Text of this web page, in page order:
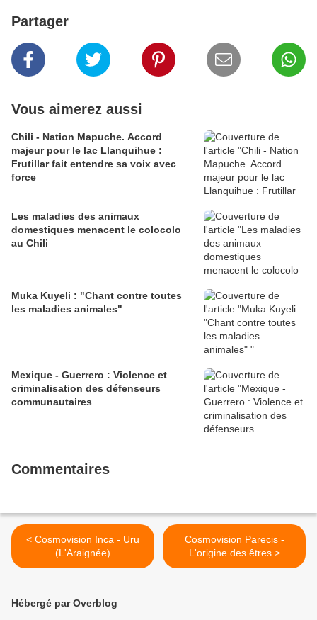
Partager
Vous aimerez aussi
Chili - Nation Mapuche. Accord
majeur pour le lac Llanquihue :
Frutillar fait entendre sa voix avec
force
Les maladies des animaux
domestiques menacent le colocolo
au Chili
Muka Kuyeli : "Chant contre toutes
les maladies animales"
Mexique - Guerrero : Violence et
criminalisation des défenseurs
communautaires
Commentaires
< Cosmovision Inca - Uru
(L'Araignée)
Cosmovision Parecis -
L'origine des êtres >
Hébergé par Overblog